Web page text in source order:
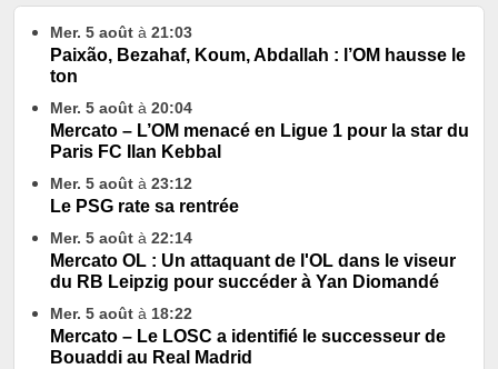
Mer. 5 août à 21:03
Paixão, Bezahaf, Koum, Abdallah : l’OM hausse le
ton
Mer. 5 août à 20:04
Mercato – L’OM menacé en Ligue 1 pour la star du
Paris FC Ilan Kebbal
Mer. 5 août à 23:12
Le PSG rate sa rentrée
Mer. 5 août à 22:14
Mercato OL : Un attaquant de l'OL dans le viseur
du RB Leipzig pour succéder à Yan Diomandé
Mer. 5 août à 18:22
Mercato – Le LOSC a identifié le successeur de
Bouaddi au Real Madrid